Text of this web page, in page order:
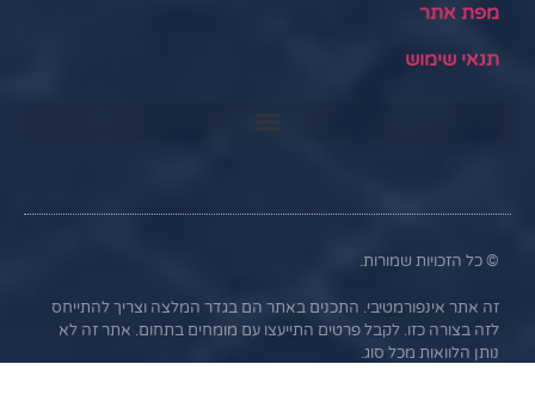
מפת אתר
תנאי שימוש
© כל הזכויות שמורות.
זה אתר אינפורמטיבי. התכנים באתר הם בגדר המלצה וצריך להתייחס
לזה בצורה כזו. לקבל פרטים התייעצו עם מומחים בתחום. אתר זה לא
נותן הלוואות מכל סוג.